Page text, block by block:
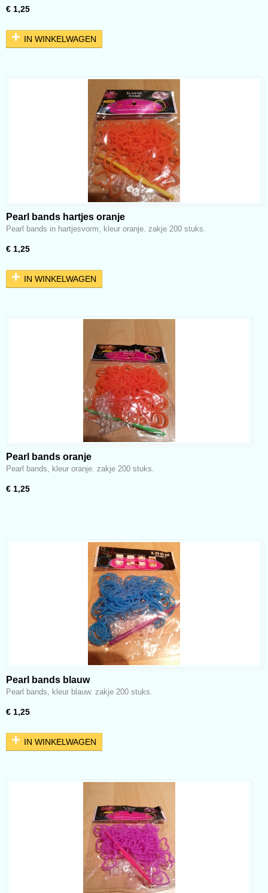
€ 1,25
IN WINKELWAGEN
Pearl bands hartjes oranje
Pearl bands in hartjesvorm, kleur oranje. zakje 200 stuks.
€ 1,25
IN WINKELWAGEN
Pearl bands oranje
Pearl bands, kleur oranje. zakje 200 stuks.
€ 1,25
Pearl bands blauw
Pearl bands, kleur blauw. zakje 200 stuks.
€ 1,25
IN WINKELWAGEN